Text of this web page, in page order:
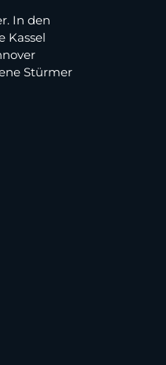
In den
Kassel
Stürmer